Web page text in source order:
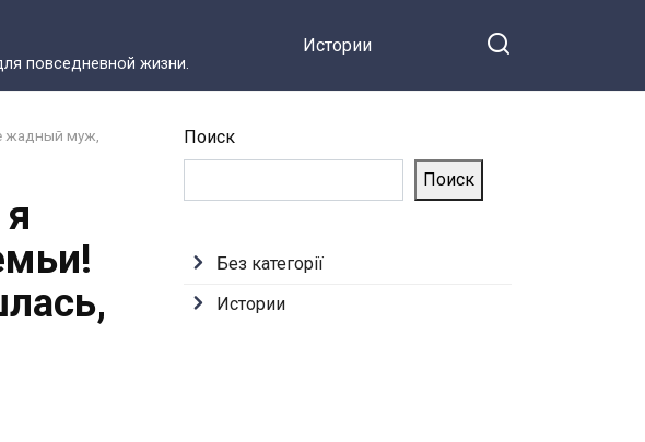
повседневной жизни.
Истории
жадный муж,
Поиск
Поиск
Без категорії
Истории
владелицей его